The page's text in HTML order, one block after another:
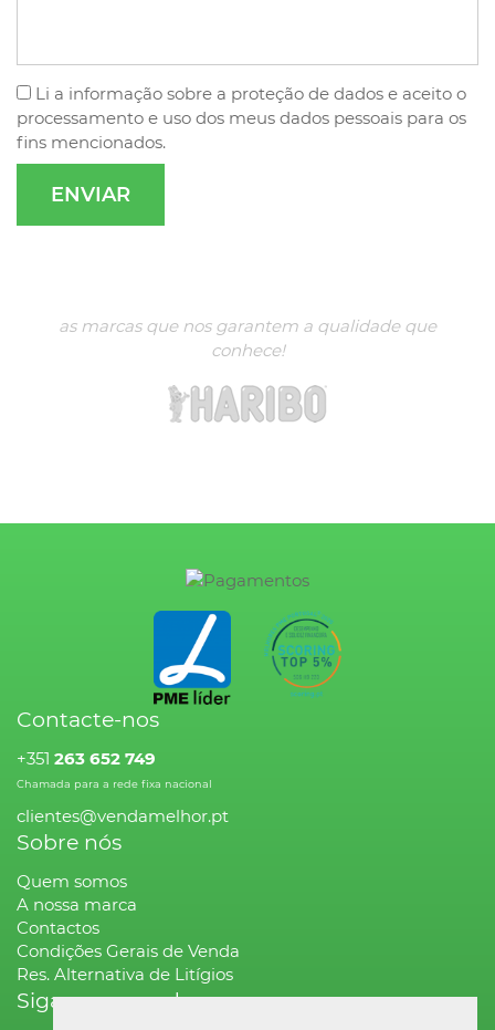
Li a informação sobre a proteção de dados e aceito o
processamento e uso dos meus dados pessoais para os
fins mencionados.
as marcas que nos garantem a qualidade que
conhece!
Contacte-nos
+351 263 652 749
Chamada para a rede fixa nacional
clientes@vendamelhor.pt
Sobre nós
Quem somos
A nossa marca
Contactos
Condições Gerais de Venda
Res. Alternativa de Litígios
Siga-nos na rede